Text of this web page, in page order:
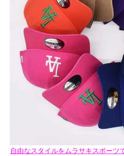
自由なスタイルをムラサキスポーツ